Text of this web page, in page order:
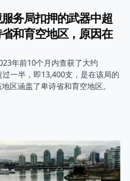
务局扣押的武器中超
和育空地区，原因在
年前10个月内查获了大约
一半，即13,400支，是在该局的
区涵盖了卑诗省和育空地区。